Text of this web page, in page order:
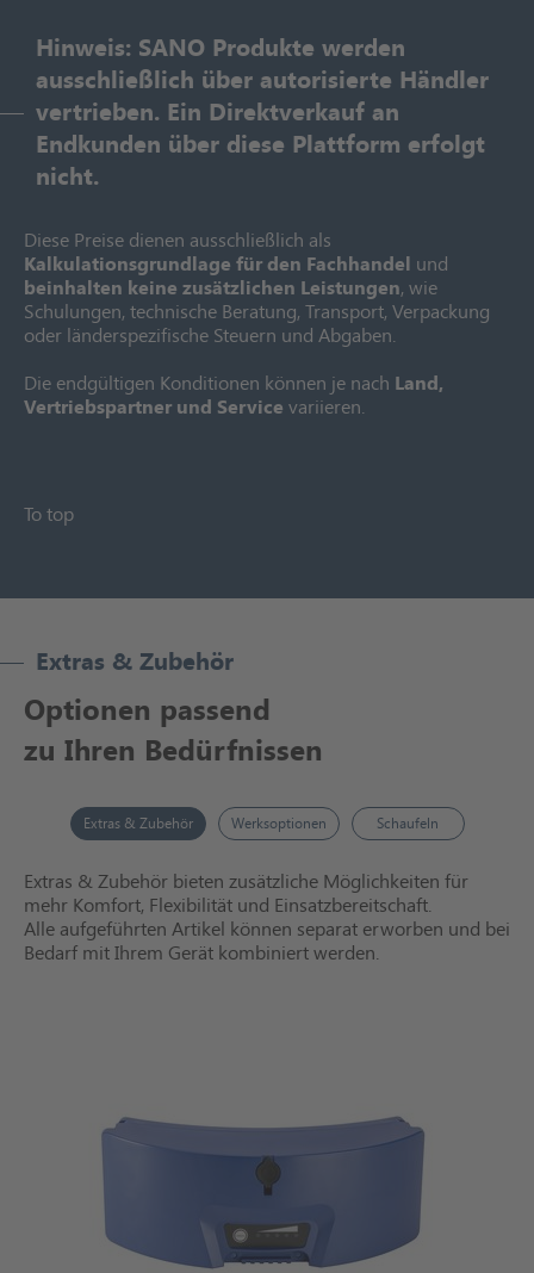
Hinweis: SANO Produkte werden
ausschließlich über autorisierte Händler
vertrieben. Ein Direktverkauf an
Endkunden über diese Plattform erfolgt
nicht.
Diese Preise dienen ausschließlich als
Kalkulationsgrundlage für den Fachhandel und
beinhalten keine zusätzlichen Leistungen, wie
Schulungen, technische Beratung, Transport, Verpackung
oder länderspezifische Steuern und Abgaben.
Die endgültigen Konditionen können je nach Land,
Vertriebspartner und Service variieren.
To top
Extras & Zubehör
Optionen passend
zu Ihren Bedürfnissen
Extras & Zubehör Werksoptionen Schaufeln
Extras & Zubehör bieten zusätzliche Möglichkeiten für
mehr Komfort, Flexibilität und Einsatzbereitschaft.
Alle aufgeführten Artikel können separat erworben und bei
Bedarf mit Ihrem Gerät kombiniert werden.